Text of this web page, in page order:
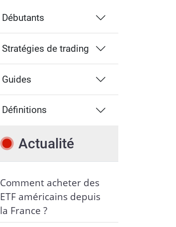
Débutants
Stratégies de trading
Guides
Définitions
Actualité
Comment acheter des
ETF américains depuis
la France ?